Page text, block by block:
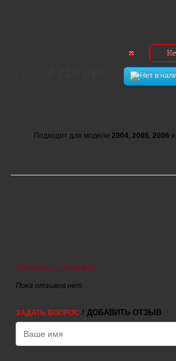
Нет
Подходит для модели 2004, 2005, 2006
Отзывы о товаре
Пока отзывов нет
ЗАДАТЬ ВОПРОС / ДОБАВИТЬ ОТЗЫВ